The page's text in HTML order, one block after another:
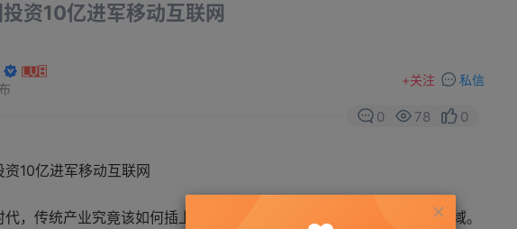
资10亿进军移动互联网
+关注 私信
0 78 0
，传统产业究竟该如何插上互联网的双翼，这成为不少传统的企业困域。